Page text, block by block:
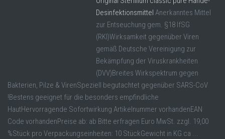
Desinfektionsmittel Anerkanntes Mittel
zur Entseuchung gem. §18 IfSG
(RKI)Wirksamkeit gegenüber Viren
gemäß Deutsche Vereinigung zur
Bekämpfung der Viruskrankheiten
(DVV)Breites Wirkspektrum gegen
Bakterien, Pilze & VirenSpeziell begutachtet gegenüber SARS-CoV
!Bestens geeignet für die besonders empfindliche
HautHervorragende Sofortwirkung Artikelnummer vorhandenEAN
Code vorhandenPreise ab: ab Bitte erfragen Euro MwSt. zzgl. 19,00
%Stück pro Verpackungseinheiten: 10 StückGewicht in KG ca ...